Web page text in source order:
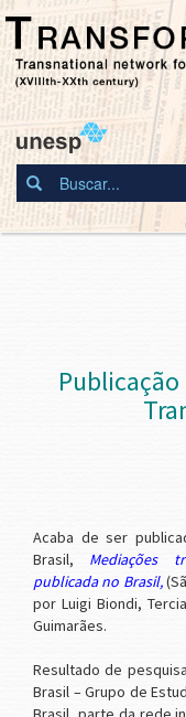
Acaba de ser
Brasil, Mediações
publicada no Brasil,
por Luigi Biondi,
Guimarães.
Resultado de
Brasil – Grupo de